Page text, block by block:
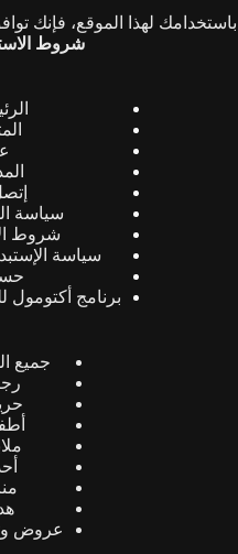
باستخدامك لهذا الموقع، فإنك
شروط
سياسة
شروط
سياسة
برنامج أكتومول
جميع
عروض